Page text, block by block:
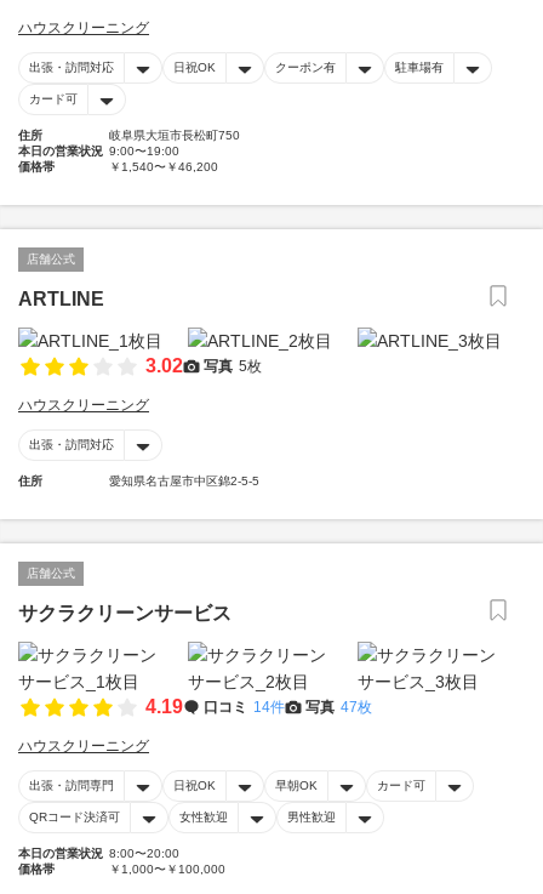
ハウスクリーニング
出張・訪問対応 日祝OK クーポン有 駐車場有
カード可
住所
岐阜県大垣市長松町750
本日の営業状況 9:00〜19:00
価格帯
￥1,540〜￥46,200
店舗公式
ARTLINE
3.02 写真 5枚
ハウスクリーニング
出張・訪問対応
住所 愛知県名古屋市中区錦2-5-5
店舗公式
サクラクリーンサービス
4.19 口コミ 14件 写真 47枚
ハウスクリーニング
出張・訪問専門 日祝OK 早朝OK カード可
QRコード決済可 女性歓迎 男性歓迎
本日の営業状況 8:00〜20:00
価格帯
￥1,000〜￥100,000